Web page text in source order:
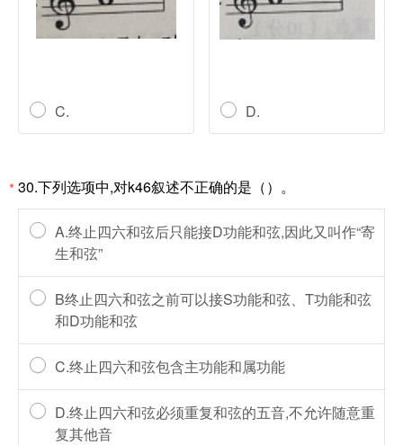
C. D.
*30.下列选项中,对k46叙述不正确的是（）。
A.终止四六和弦后只能接D功能和弦,因此又叫作“寄
生和弦”
B终止四六和弦之前可以接S功能和弦、T功能和弦
和D功能和弦
C.终止四六和弦包含主功能和属功能
D.终止四六和弦必须重复和弦的五音,不允许随意重
复其他音